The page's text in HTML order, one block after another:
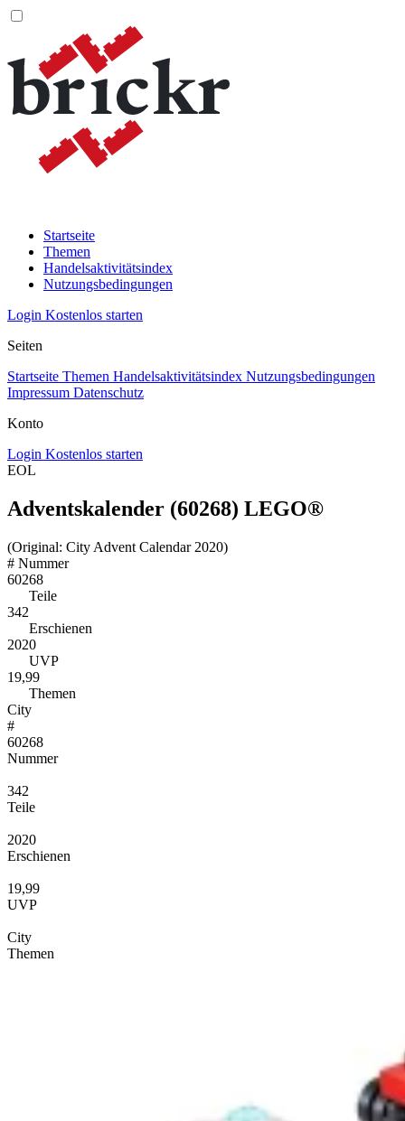
Startseite
Themen
Handelsaktivitätsindex
Nutzungsbedingungen
Login Kostenlos starten
Seiten
Startseite Themen Handelsaktivitätsindex Nutzungsbedingungen
Impressum Datenschutz
Konto
Login Kostenlos starten
EOL
Adventskalender (60268) LEGO®
(Original: City Advent Calendar 2020)
# Nummer
60268
Teile
342
Erschienen
2020
UVP
19,99
Themen
City
#
60268
Nummer
342
Teile
2020
Erschienen
19,99
UVP
City
Themen